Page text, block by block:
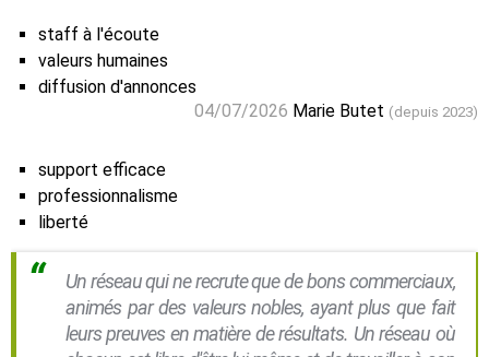
staff à l'écoute
valeurs humaines
diffusion d'annonces
04/07/2026 Marie Butet (depuis 2023)
support efficace
professionnalisme
liberté
Un réseau qui ne recrute que de bons commerciaux,
animés par des valeurs nobles, ayant plus que fait
leurs preuves en matière de résultats. Un réseau où